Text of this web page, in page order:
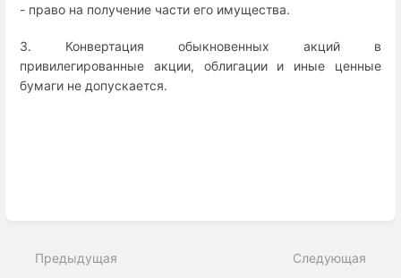
- право на получение части его имущества.
3. Конвертация обыкновенных акций в
привилегированные акции, облигации и иные ценные
бумаги не допускается.
Предыдущая Следующая